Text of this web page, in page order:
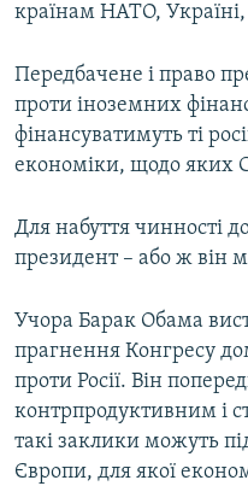
країнам НАТО, Україні,
Передбачене і право
проти іноземних
фінансуватимуть ті
економіки, щодо яких
Для набуття чинності
президент – або ж він
Учора Барак Обама
прагнення Конгресу
проти Росії. Він
контрпродуктивним і
такі заклики можуть
Європи, для якої